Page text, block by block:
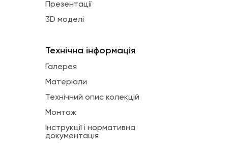
Презентації
3D моделі
Технічна інформація
Галерея
Матеріали
Технічний опис колекцій
Монтаж
Інструкції і нормативна
документація